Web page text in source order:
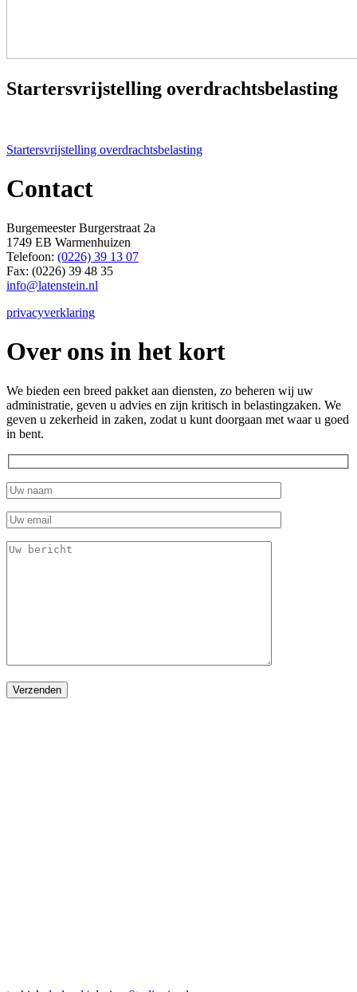
Startersvrijstelling overdrachtsbelasting
Bericht
Startersvrijstelling overdrachtsbelasting
Contact
Burgemeester Burgerstraat 2a
1749 EB Warmenhuizen
Telefoon: (0226) 39 13 07
Fax: (0226) 39 48 35
info@latenstein.nl
privacyverklaring
Over ons in het kort
We bieden een breed pakket aan diensten, zo beheren wij uw
administratie, geven u advies en zijn kritisch in belastingzaken. We
geven u zekerheid in zaken, zodat u kunt doorgaan met waar u goed
in bent.